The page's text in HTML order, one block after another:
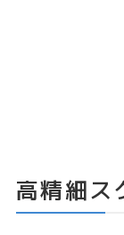
高精細ス